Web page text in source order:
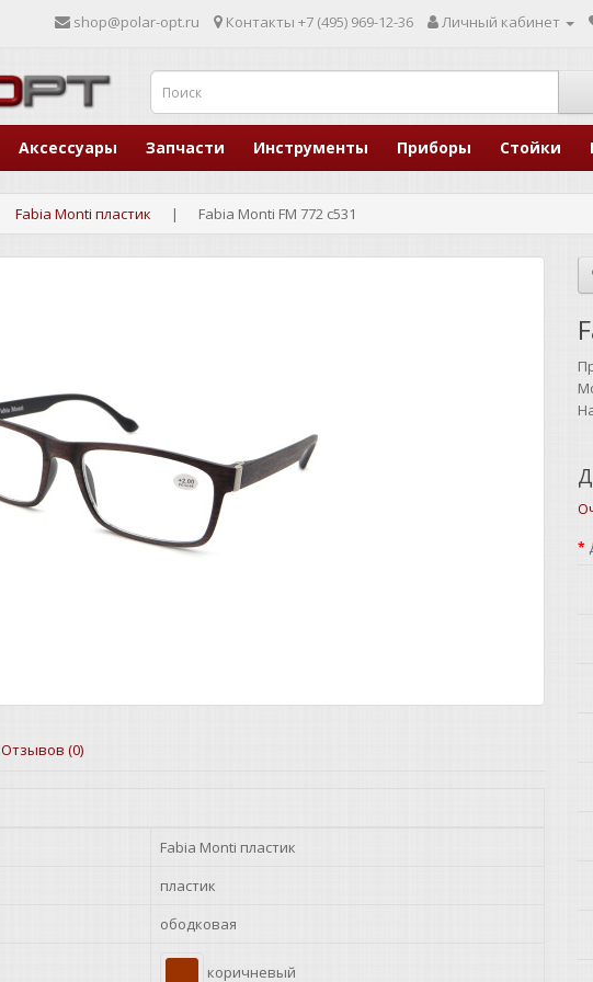
shop@polar-opt.ru Контакты +7 (495) 969-12-36 Личный кабинет
Аксессуары Запчасти Инструменты Приборы Стойки
Fabia Monti пластик Fabia Monti FM 772 c531
Отзывов (0)
Fabia Monti пластик
пластик
ободковая
коричневый